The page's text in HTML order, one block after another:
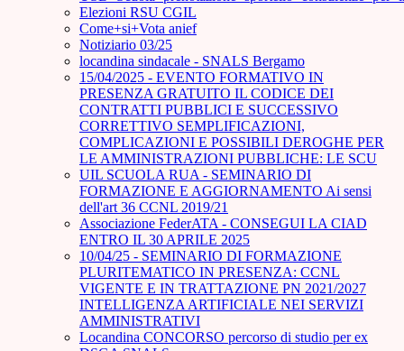
Elezioni RSU CGIL
Come+si+Vota anief
Notiziario 03/25
locandina sindacale - SNALS Bergamo
15/04/2025 - EVENTO FORMATIVO IN
PRESENZA GRATUITO IL CODICE DEI
CONTRATTI PUBBLICI E SUCCESSIVO
CORRETTIVO SEMPLIFICAZIONI,
COMPLICAZIONI E POSSIBILI DEROGHE PER
LE AMMINISTRAZIONI PUBBLICHE: LE SCU
UIL SCUOLA RUA - SEMINARIO DI
FORMAZIONE E AGGIORNAMENTO Ai sensi
dell'art 36 CCNL 2019/21
Associazione FederATA - CONSEGUI LA CIAD
ENTRO IL 30 APRILE 2025
10/04/25 - SEMINARIO DI FORMAZIONE
PLURITEMATICO IN PRESENZA: CCNL
VIGENTE E IN TRATTAZIONE PN 2021/2027
INTELLIGENZA ARTIFICIALE NEI SERVIZI
AMMINISTRATIVI
Locandina CONCORSO percorso di studio per ex